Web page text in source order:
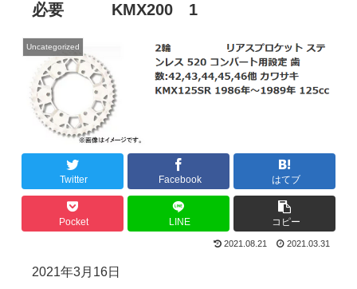
必要 KMX200 1
Uncategorized
Twitter Facebook はてブ
Pocket LINE コピー
2021.08.21 2021.03.31
2021年3月16日